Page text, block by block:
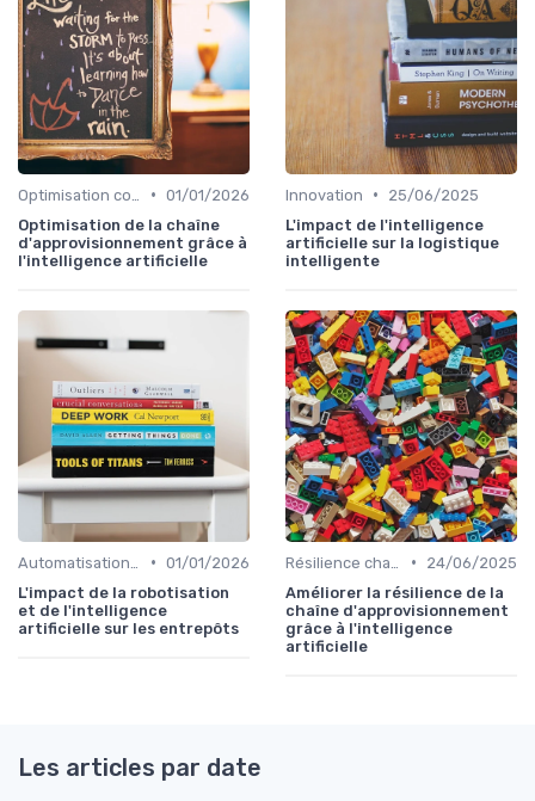
• 01/01/2026
Optimisation de la chaîne
d'approvisionnement grâce à
l'intelligence artificielle
Innovation •
25/06/2025
L'impact de l'intelligence
artificielle sur la logistique
intelligente
• 01/01/2026
L'impact de la robotisation
et de l'intelligence
artificielle sur les entrepôts
•
24/06/2025
Améliorer la résilience de la
chaîne d'approvisionnement
grâce à l'intelligence
artificielle
Les articles par date